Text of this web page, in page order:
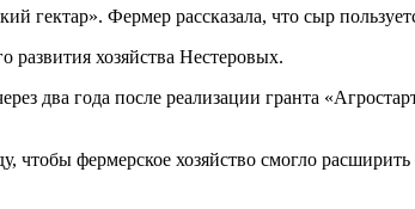
гектар». Фермер рассказала, что сыр
хозяйства Нестеровых.
два года после реализации гранта
чтобы фермерское хозяйство смогло